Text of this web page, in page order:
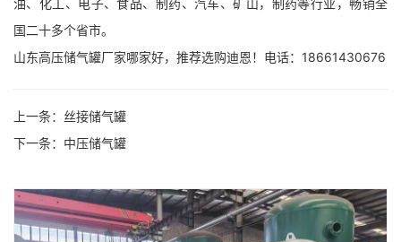
国二十多个省市。
山东高压储气罐厂家哪家好，推荐选购迪恩！电话：18661430676
上一条：丝接储气罐
下一条：中压储气罐